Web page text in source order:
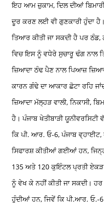
ਇਹ ਆਮ ਜ਼ੁਕਾਮ, ਦਿਲ ਦੀਆਂ
ਦੂਰ ਕਰਣ ਲਈ ਵੀ ਗੁਣਕਾਰੀ ਹੁੰਦਾ
ਤਿਆਰ ਕੀਤੀ ਜਾ ਸਕਦੀ ਹੈ ਪਰ
ਵਿਚ ਇਸ ਨੂੰ ਵਧੇਰੇ ਸੁਚਾਰੂ ਢੰਗ ਨਾਲ
ਜ਼ਿਆਦਾ ਠੰਢ ਪੈਣ ਨਾਲ ਪਿਆਜ਼
ਕਾਰਨ ਗੰਢੇ ਦਾ ਆਕਾਰ ਛੋਟਾ ਰਹਿ
ਜ਼ਿਆਦਾ ਮੱਲ੍ਹੜ ਵਾਲੀ, ਨਿਕਾਸੀ,
ਹੈ। ਪੰਜਾਬ ਖੇਤੀਬਾੜੀ
ਕਿ ਪੀ. ਆਰ. ਓ-6, ਪੰਜਾਬ
ਸਿਫਾਰਸ਼ ਕੀਤੀਆਂ ਗਈਆਂ ਹਨ,
135 ਅਤੇ 120 ਕੁਇੰਟਲ ਪ੍ਰਤੀ ਏਕੜ
ਨੂੰ ਵੇਖ ਕੇ ਨਹੀਂ ਕੀਤੀ ਜਾ ਸਕਦੀ।
ਹੁੰਦੀਆਂ ਹਨ, ਜਿਵੇਂ ਕਿ ਪੀ.ਆਰ. ਓ.-